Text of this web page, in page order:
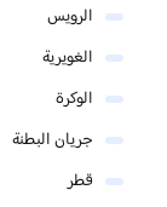
الرويس
الغويرية
الوكرة
جريان البطنة
قطر